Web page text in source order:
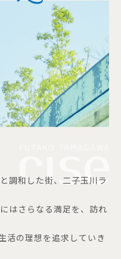
調和した街、二子玉川ラ
はさらなる満足を、訪れ
活の理想を追求していき